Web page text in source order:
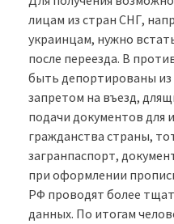
лицам из стран СНГ,
украинцам, нужно
после переезда. В
быть депортированы
запретом на въезд,
подачи документов
гражданства страны,
загранпаспорт,
при оформлении
РФ проводят более
данных. По итогам